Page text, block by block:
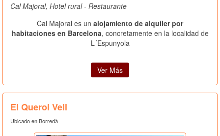
Cal Majoral, Hotel rural - Restaurante
Cal Majoral es un alojamiento de alquiler por
habitaciones en Barcelona, concretamente en la localidad de
L´Espunyola
Ver Más
El Querol Vell
Ubicado en Borredà